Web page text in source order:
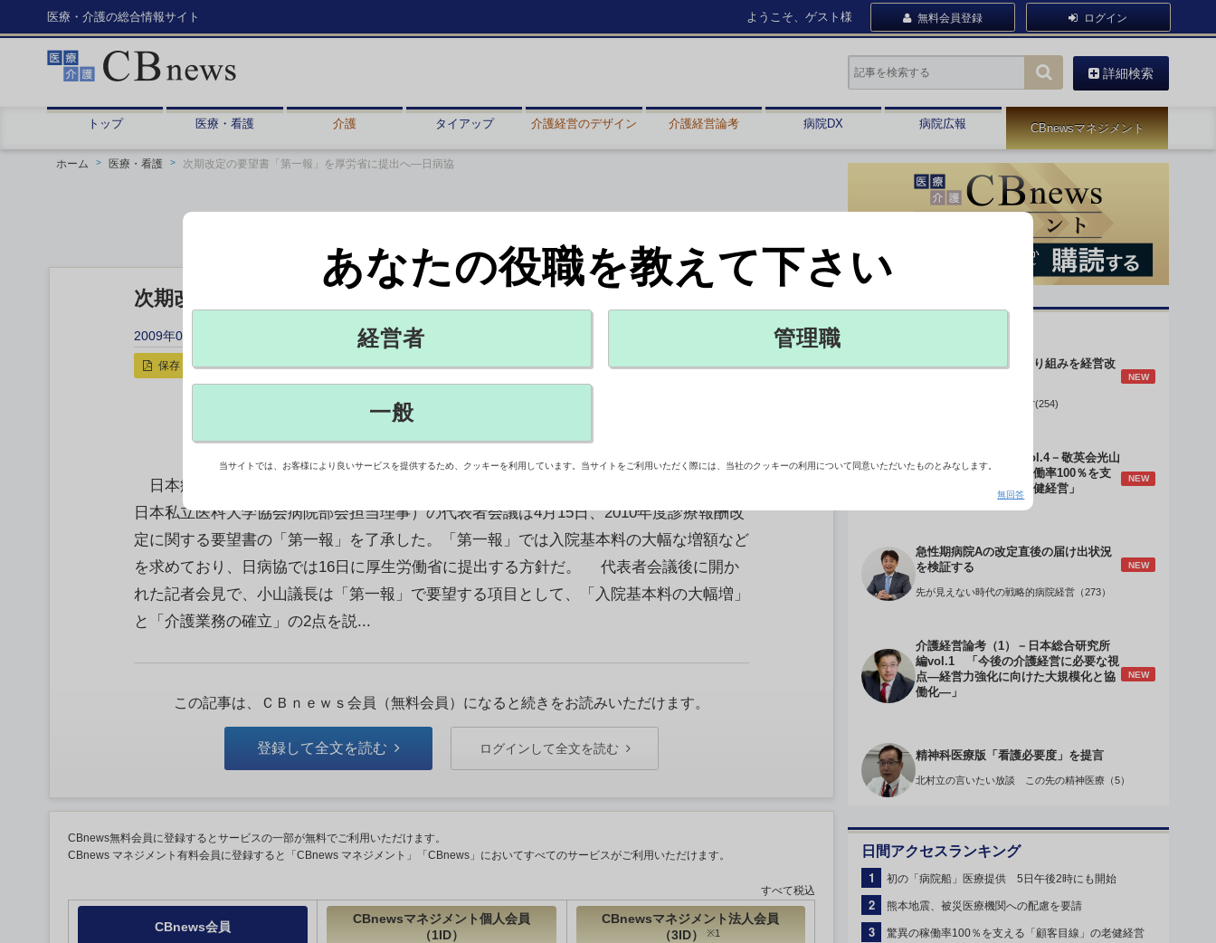
医療・介護の総合情報サイト ようこそ、ゲスト様 無料会員登録 ログイン
詳細検索
トップ 医療・看護 介護 タイアップ 介護経営のデザイン 介護経営論考 病院DX 病院広報 CBnewsマネジメント
ホーム 医療・看護 次期改定の要望書「第一報」を厚労省に提出へ―日病協
次期改定の要望書「第一報」を厚労省に提出へ―日病協
2009年04月15日 19:59
保存 印刷用
日本病院会など11団体でつくる「日本病院団体協議会」（日病協、議長＝小山信彌・
日本私立医科大学協会病院部会担当理事）の代表者会議は4月15日、2010年度診療報酬改
定に関する要望書の「第一報」を了承した。「第一報」では入院基本料の大幅な増額など
を求めており、日病協では16日に厚生労働省に提出する方針だ。 代表者会議後に開か
れた記者会見で、小山議長は「第一報」で要望する項目として、「入院基本料の大幅増」
と「介護業務の確立」の2点を説...
この記事は、ＣＢｎｅｗｓ会員（無料会員）になると続きをお読みいただけます。
登録して全文を読む ログインして全文を読む
CBnews無料会員に登録するとサービスの一部が無料でご利用いただけます。
CBnews マネジメント有料会員に登録すると「CBnews マネジメント」「CBnews」においてすべてのサービスがご利用いただけます。
すべて税込
CBnews会員
CBnewsマネジメント個人会員
（1ID）
CBnewsマネジメント法人会員
（3ID）
※1
身体的拘束最小化の取り組みを経営改
NEW
データで読み解く病院経営(254)
介護経営のデザインVol.4－敬英会光山
誠理事長 「驚異の稼働率100％を支
える『顧客目線』の老健経営」
NEW
急性期病院Aの改定直後の届け出状況
を検証する
NEW
先が見えない時代の戦略的病院経営（273）
介護経営論考（1）－日本総合研究所
編vol.1 「今後の介護経営に必要な視
点―経営力強化に向けた大規模化と協
働化―」
NEW
精神科医療版「看護必要度」を提言
北村立の言いたい放談 この先の精神医療（5）
日間アクセスランキング
1 初の「病院船」医療提供 5日午後2時にも開始
2 熊本地震、被災医療機関への配慮を要請
3 驚異の稼働率100％を支える「顧客目線」の老健経営
あなたの役職を教えて下さい
経営者 管理職
一般
当サイトでは、お客様により良いサービスを提供するため、クッキーを利用しています。当サイトをご利用いただく際には、当社のクッキーの利用について同意いただいたものとみなします。
無回答